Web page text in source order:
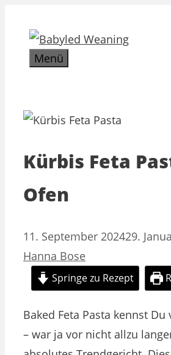
Inhalt
springenMenü
Kürbis Feta
Ofen
11. September 202429.
Hanna Bose
Springe zu Rezept
Baked Feta Pasta kennst
– war ja vor nicht allzu